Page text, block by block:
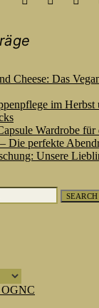
Cheese: Das
im Herbst
Wardrobe
Die perfekte
Unsere
SEARCH